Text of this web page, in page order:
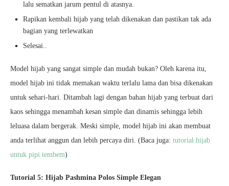
lalu sematkan jarum pentul di atasnya.
Rapikan kembali hijab yang telah dikenakan dan pastikan tak ada
bagian yang terlewatkan
Selesai..
Model hijab yang sangat simple dan mudah bukan? Oleh karena itu,
model hijab ini tidak memakan waktu terlalu lama dan bisa dikenakan
untuk sehari-hari. Ditambah lagi dengan bahan hijab yang terbuat dari
kaos sehingga menambah kesan simple dan dinamis sehingga lebih
leluasa dalam bergerak. Meski simple, model hijab ini akan membuat
anda terlihat anggun dan lebih percaya diri. (Baca juga: tutorial hijab
untuk pipi tembem)
Tutorial 5: Hijab Pashmina Polos Simple Elegan